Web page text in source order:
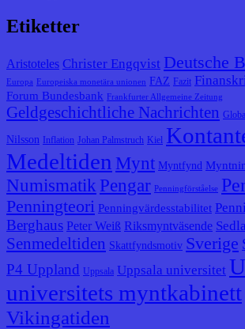
Etiketter
Aristoteles Christer Engqvist Deutsche
Europa Europeiska monetära unionen FAZ Fazit
Forum Bundesbank Frankfurter Allgemeine Zeitung
Geldgeschichtliche Nachrichten
Nilsson Inflation Johan Palmstruch Kiel
Medeltiden Mynt Myntfynd
Numismatik Pengar Penningförståelse
Penningteori Penningvärdesstabilitet
Berghaus Peter Weiß Riksmyntväsende
Senmedeltiden Skattfyndsmotiv Sverige
P4 Uppland Uppsala Uppsala universitet
universitets myntkabinett
Vikingatiden